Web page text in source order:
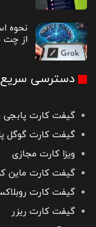
نحوه
از چت
دسترسی سریع
گیفت کارت پابجی
گیفت کارت گوگل
ویزا کارت مجازی
گیفت کارت ماین
گیفت کارت
گیفت کارت ریزر